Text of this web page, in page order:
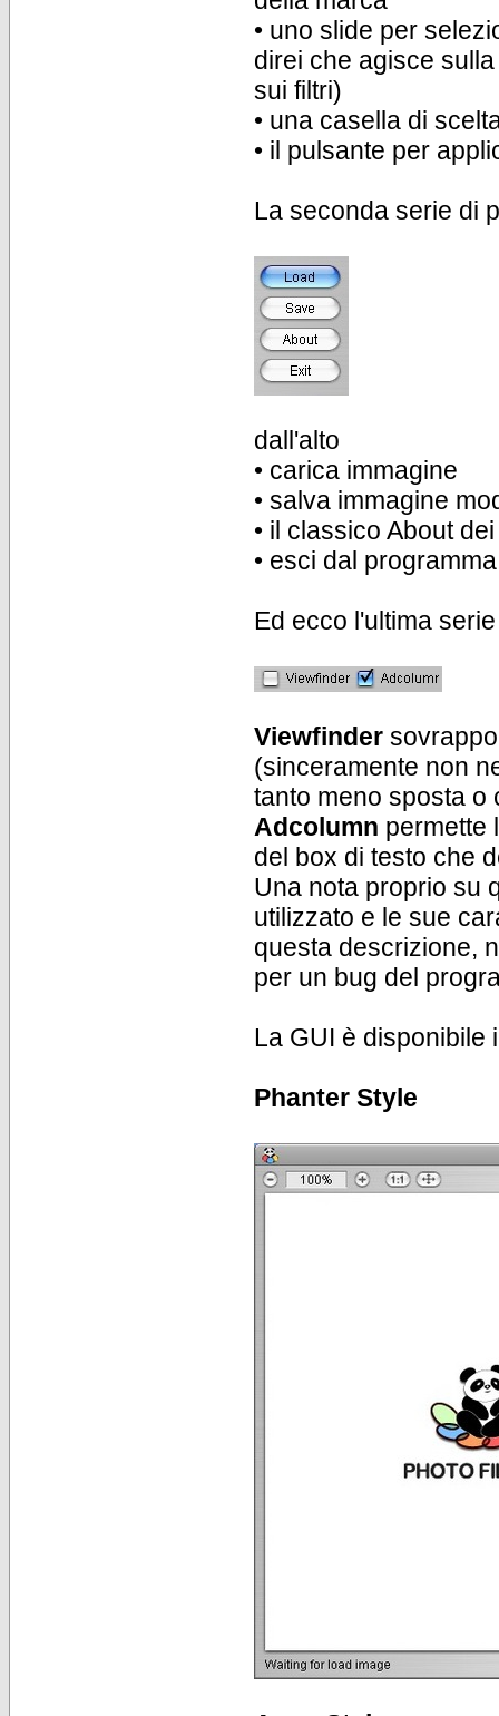
• uno slide per
direi che agisce
sui filtri)
• una casella di
• il pulsante per
La seconda serie di
dall'alto
• carica immagine
• salva immagine
• il classico About
• esci dal programma
Ed ecco l'ultima
Viewfinder
(sinceramente non
tanto meno sposta o
Adcolumn permette
del box di testo che
Una nota proprio su
utilizzato e le sue
questa descrizione,
per un bug del
La GUI è disponibile
Phanter Style